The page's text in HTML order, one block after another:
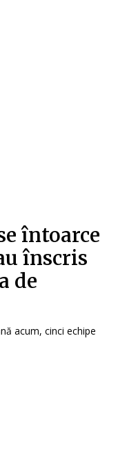
întoarce
înscris
de
acum, cinci echipe